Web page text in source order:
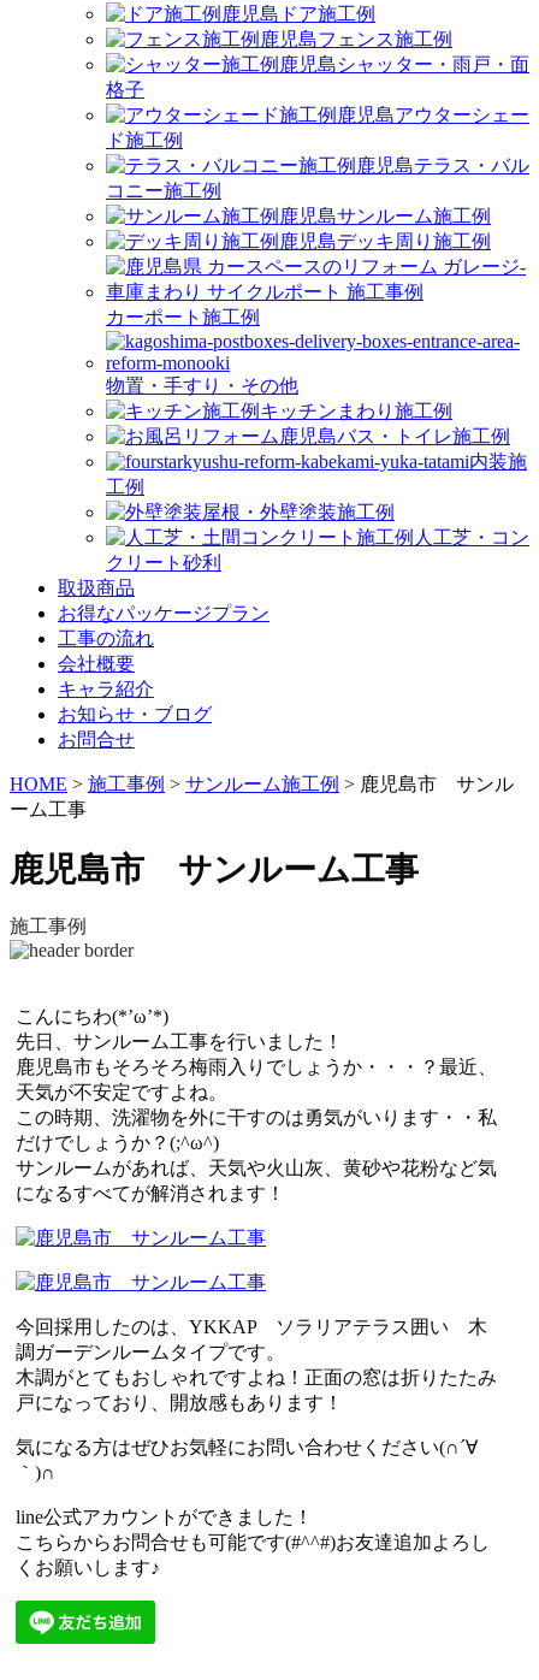
ドア施工例
フェンス施工例
シャッター・雨戸・面
格子
アウターシェー
ド施工例
テラス・バル
コニー施工例
サンルーム施工例
デッキ周り施工例
カーポート施工例
物置・手すり・その他
キッチンまわり施工例
バス・トイレ施工例
内装施
工例
屋根・外壁塗装施工例
人工芝・コン
クリート砂利
取扱商品
お得なパッケージプラン
工事の流れ
会社概要
キャラ紹介
お知らせ・ブログ
お問合せ
HOME > 施工事例 > サンルーム施工例 > 鹿児島市 サンル
ーム工事
鹿児島市 サンルーム工事
施工事例
こんにちわ(*’ω’*)
先日、サンルーム工事を行いました！
鹿児島市もそろそろ梅雨入りでしょうか・・・？最近、
天気が不安定ですよね。
この時期、洗濯物を外に干すのは勇気がいります・・私
だけでしょうか？(;^ω^)
サンルームがあれば、天気や火山灰、黄砂や花粉など気
になるすべてが解消されます！
今回採用したのは、YKKAP ソラリアテラス囲い 木
調ガーデンルームタイプです。
木調がとてもおしゃれですよね！正面の窓は折りたたみ
戸になっており、開放感もあります！
気になる方はぜひお気軽にお問い合わせください(∩´∀
｀)∩
line公式アカウントができました！
こちらからお問合せも可能です(#^^#)お友達追加よろし
くお願いします♪